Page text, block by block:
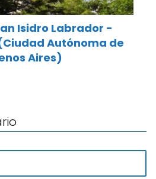
Isidro Labrador -
Autónoma de
Aires)